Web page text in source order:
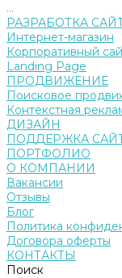
...
РАЗРАБОТКА
Интернет-магазин
Корпоративный
Landing Page
ПРОДВИЖЕНИЕ
Поисковое
Контекстная
ДИЗАЙН
ПОДДЕРЖКА
ПОРТФОЛИО
О КОМПАНИИ
Вакансии
Отзывы
Блог
Политика
Договора оферты
КОНТАКТЫ
Поиск